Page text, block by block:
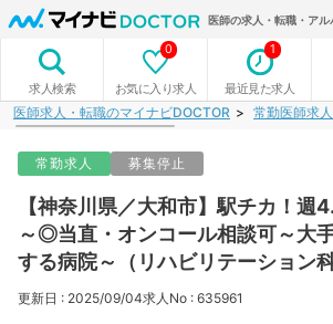
医師の求人・転職・ア
求人検索 お気に入り求人
0
最近見た求人
1
医師求人・転職のマイナビDOCTOR 常勤医師求人
常勤求人 募集停止
【神奈川県／大和市】駅チカ！週
～◎当直・オンコール相談可～大
する病院～（リハビリテーション科
更新日 : 2025/09/04求人No : 635961